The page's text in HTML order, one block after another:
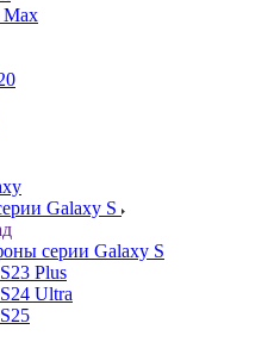
Max
Galaxy S
серии Galaxy S
Plus
Ultra